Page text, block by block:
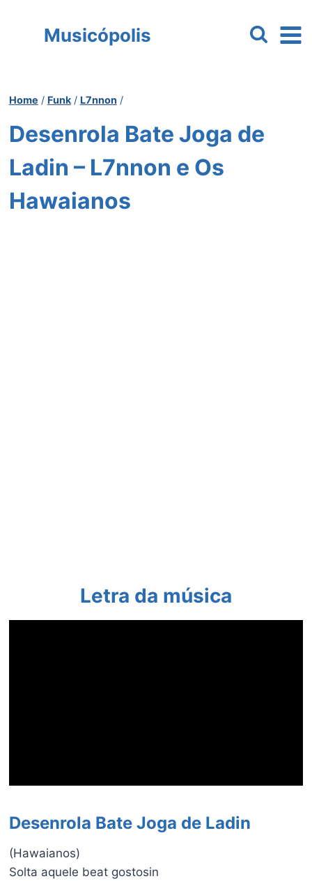
Musicópolis
Home / Funk / L7nnon /
Desenrola Bate Joga de
Ladin – L7nnon e Os
Hawaianos
Letra da música
Desenrola Bate Joga de Ladin
(Hawaianos)
Solta aquele beat gostosin